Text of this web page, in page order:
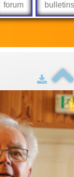
forum bulletins